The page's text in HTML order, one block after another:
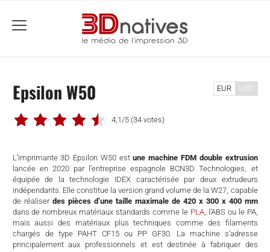
menu
Epsilon W50
4,1/5 (34 votes)
L’imprimante 3D Epsilon W50 estune machine FDM double extrusion
lancée en 2020 par l’entreprise espagnole BCN3D Technologies, et
équipée de la technologie IDEX caractérisée par deux extrudeurs
indépendants. Elle constitue la version grand volume de la W27, capable
de réaliser des pièces d’une taille maximale de 420 x 300 x 400 mm
dans de nombreux matériaux standards comme le PLA, l’ABS ou le PA,
mais aussi des matériaux plus techniques comme des filaments
chargés de type PAHT CF15 ou PP GF30. La machine s’adresse
principalement aux professionnels et est destinée à fabriquer des
EUR USD